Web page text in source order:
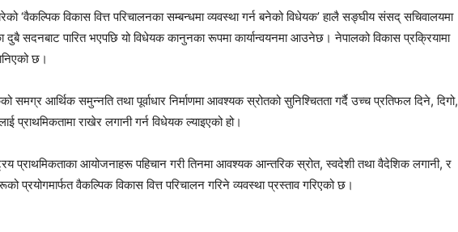
‘वैकल्पिक विकास वित्त परिचालनका सम्बन्धमा व्यवस्था गर्न बनेको विधेयक’ हालै सङ्घीय संसद् सचिवालयमा
दुबै सदनबाट पारित भएपछि यो विधेयक कानुनका रूपमा कार्यान्वयनमा आउनेछ। नेपालको विकास प्रक्रियामा
छ।
समग्र आर्थिक समुन्नति तथा पूर्वाधार निर्माणमा आवश्यक स्रोतको सुनिश्चितता गर्दै उच्च प्रतिफल दिने, दिगो,
प्राथमिकतामा राखेर लगानी गर्न विधेयक ल्याइएको हो।
प्राथमिकताका आयोजनाहरू पहिचान गरी तिनमा आवश्यक आन्तरिक स्रोत, स्वदेशी तथा वैदेशिक लगानी, र
प्रयोगमार्फत वैकल्पिक विकास वित्त परिचालन गरिने व्यवस्था प्रस्ताव गरिएको छ।